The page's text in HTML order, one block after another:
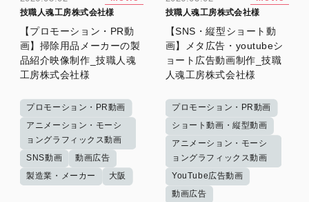
技職人魂工房株式会社様
【プロモーション・PR動
画】掃除用品メーカーの製
品紹介映像制作_技職人魂
工房株式会社様
プロモーション・PR動画
アニメーション・モーシ
ョングラフィックス動画
SNS動画
動画広告
製造業・メーカー
大阪
技職人魂工房株式会社様
【SNS・縦型ショート動
画】メタ広告・youtubeシ
ョート広告動画制作_技職
人魂工房株式会社様
プロモーション・PR動画
ショート動画・縦型動画
アニメーション・モーシ
ョングラフィックス動画
YouTube広告動画
動画広告